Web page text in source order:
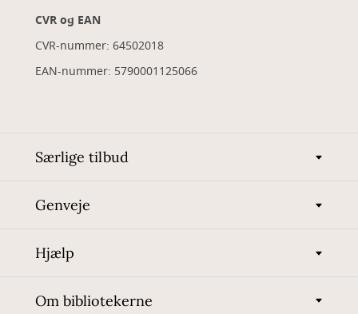
CVR og EAN
CVR-nummer: 64502018
EAN-nummer: 5790001125066
Særlige tilbud
Genveje
Hjælp
Om bibliotekerne